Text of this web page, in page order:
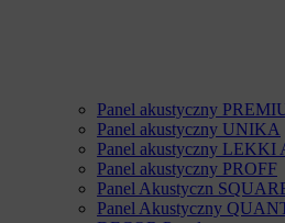
Panel akustyczny
Panel akustyczny UNIKA
Panel akustyczny
Panel akustyczny PROFF
Panel Akustyczn
Panel Akustyczny